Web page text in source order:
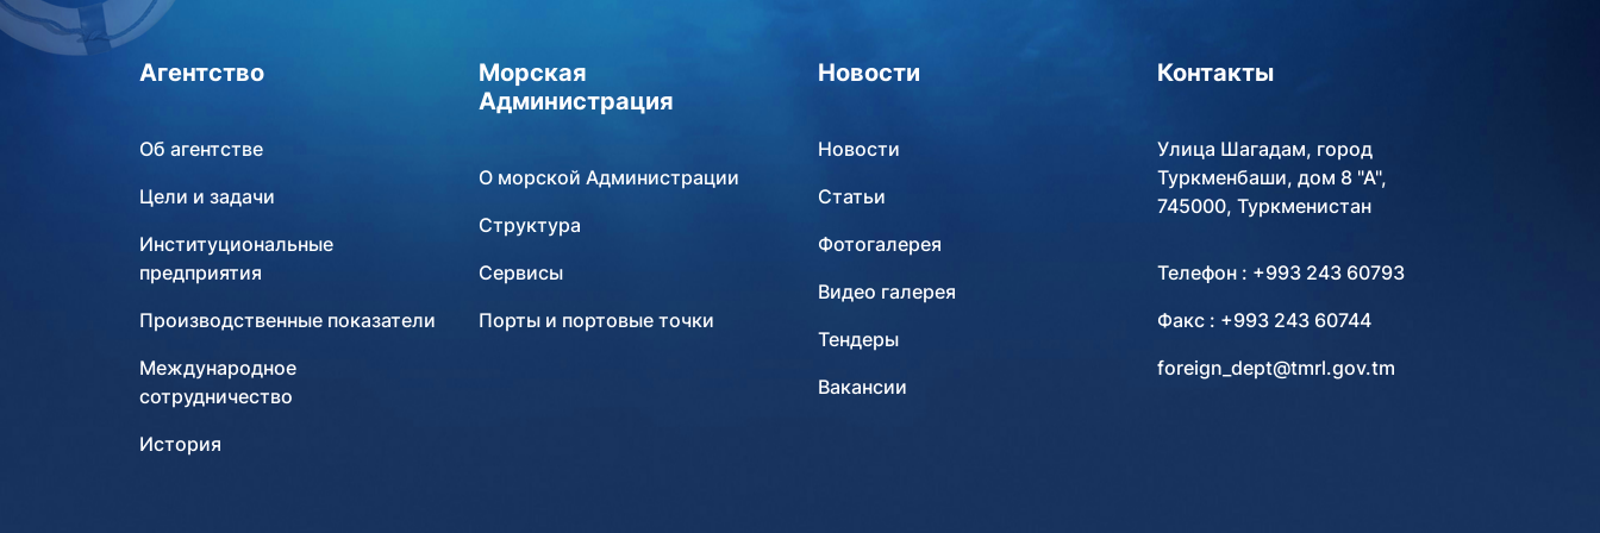
обретающего глубокий смысл
в эпоху новых грандиозных
Ашхабаде, городе Аркадаг и
во всех велаятах страны были
организованы масштабные
практические конференции и
праздничные концерты. Как
средства массовой
Агентство
Об агентстве
Цели и задачи
Институциональные
предприятия
Производственные показатели
Международное
сотрудничество
История
Морская
Администрация
О морской Администрации
Структура
Сервисы
Порты и портовые точки
Новости
Новости
Статьи
Фотогалерея
Видео галерея
Тендеры
Вакансии
Контакты
Улица Шагадам, город
Туркменбаши, дом 8 "А",
745000, Туркменистан
Телефон : +993 243 60793
Факс : +993 243 60744
foreign_dept@tmrl.gov.tm